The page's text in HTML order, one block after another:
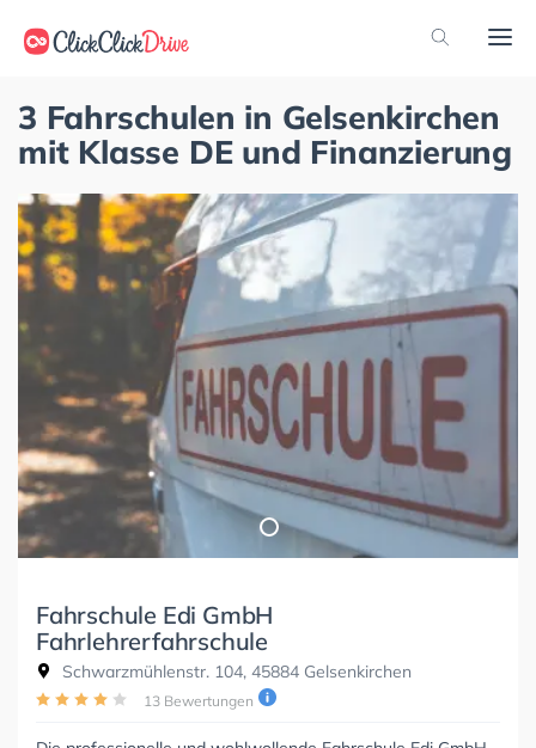
3 Fahrschulen in Gelsenkirchen
mit Klasse DE und Finanzierung
Fahrschule Edi GmbH
Fahrlehrerfahrschule
Schwarzmühlenstr. 104, 45884 Gelsenkirchen
13 Bewertungen